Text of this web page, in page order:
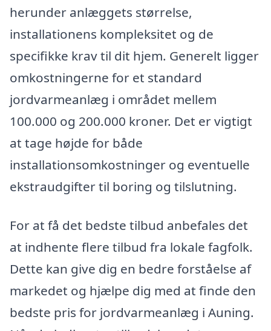
herunder anlæggets størrelse,
installationens kompleksitet og de
specifikke krav til dit hjem. Generelt ligger
omkostningerne for et standard
jordvarmeanlæg i området mellem
100.000 og 200.000 kroner. Det er vigtigt
at tage højde for både
installationsomkostninger og eventuelle
ekstraudgifter til boring og tilslutning.
For at få det bedste tilbud anbefales det
at indhente flere tilbud fra lokale fagfolk.
Dette kan give dig en bedre forståelse af
markedet og hjælpe dig med at finde den
bedste pris for jordvarmeanlæg i Auning.